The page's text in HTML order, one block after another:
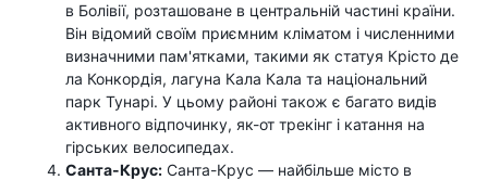
в Болівії, розташоване в центральній частині країни.
Він відомий своїм приємним кліматом і численними
визначними пам'ятками, такими як статуя Крісто де
ла Конкордія, лагуна Кала Кала та національний
парк Тунарі. У цьому районі також є багато видів
активного відпочинку, як-от трекінг і катання на
гірських велосипедах.
Санта-Крус: Санта-Крус — найбільше місто в